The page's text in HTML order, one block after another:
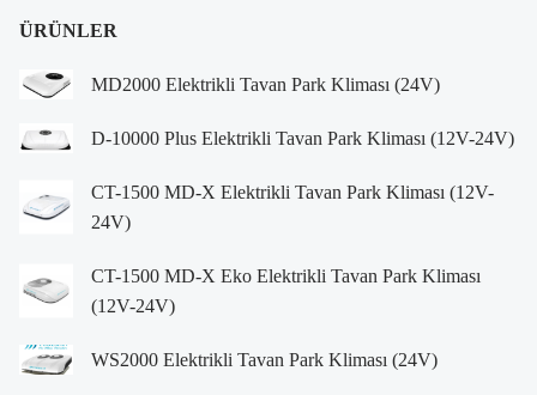
ÜRÜNLER
MD2000 Elektrikli Tavan Park Kliması (24V)
D-10000 Plus Elektrikli Tavan Park Kliması (12V-24V)
CT-1500 MD-X Elektrikli Tavan Park Kliması (12V-
24V)
CT-1500 MD-X Eko Elektrikli Tavan Park Kliması
(12V-24V)
WS2000 Elektrikli Tavan Park Kliması (24V)